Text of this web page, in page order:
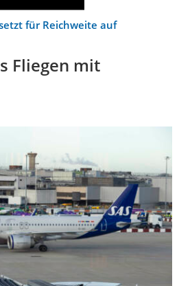
für Reichweite auf
Fliegen mit